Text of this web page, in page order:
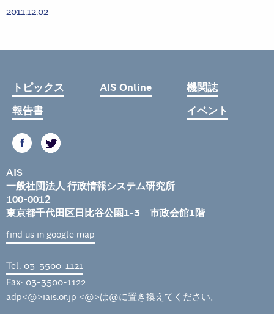
2011.12.02
トピックス AIS Online
機関誌
報告書
イベント
AIS
一般社団法人 行政情報システム研究所
100-0012
東京都千代田区日比谷公園1-3 市政会館1階
find us in google map
Tel: 03-3500-1121
Fax: 03-3500-1122
adp<@>iais.or.jp <@>は@に置き換えてください。